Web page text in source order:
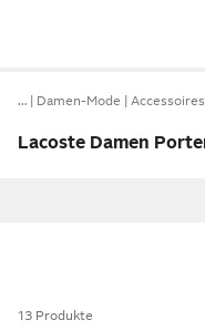
… Damen-Mode
Lacoste Damen
13 Produkte